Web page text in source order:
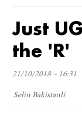
Just
the 'R'
21/10/2018 – 16:31
Selin Bakistanli